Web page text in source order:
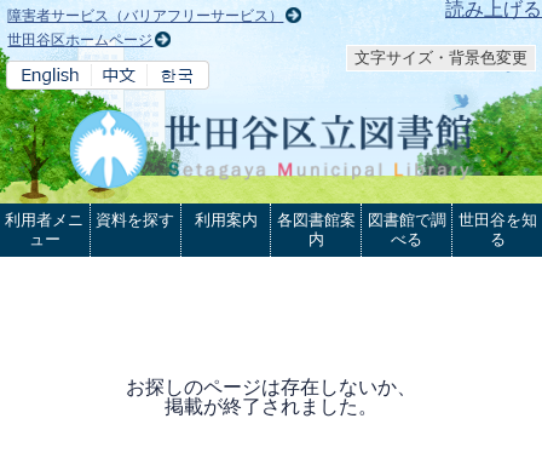
本文へ 読み上げる
障害者サービス（バリアフリーサービス）
世田谷区ホームページ
文字サイズ・背景色変更
利用者メニ
ュー
資料を探す 利用案内
各図書館案
内
図書館で調
べる
世田谷を知
る
お探しのページは存在しないか、
掲載が終了されました。